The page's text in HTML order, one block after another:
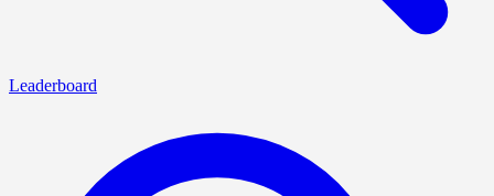
Leaderboard